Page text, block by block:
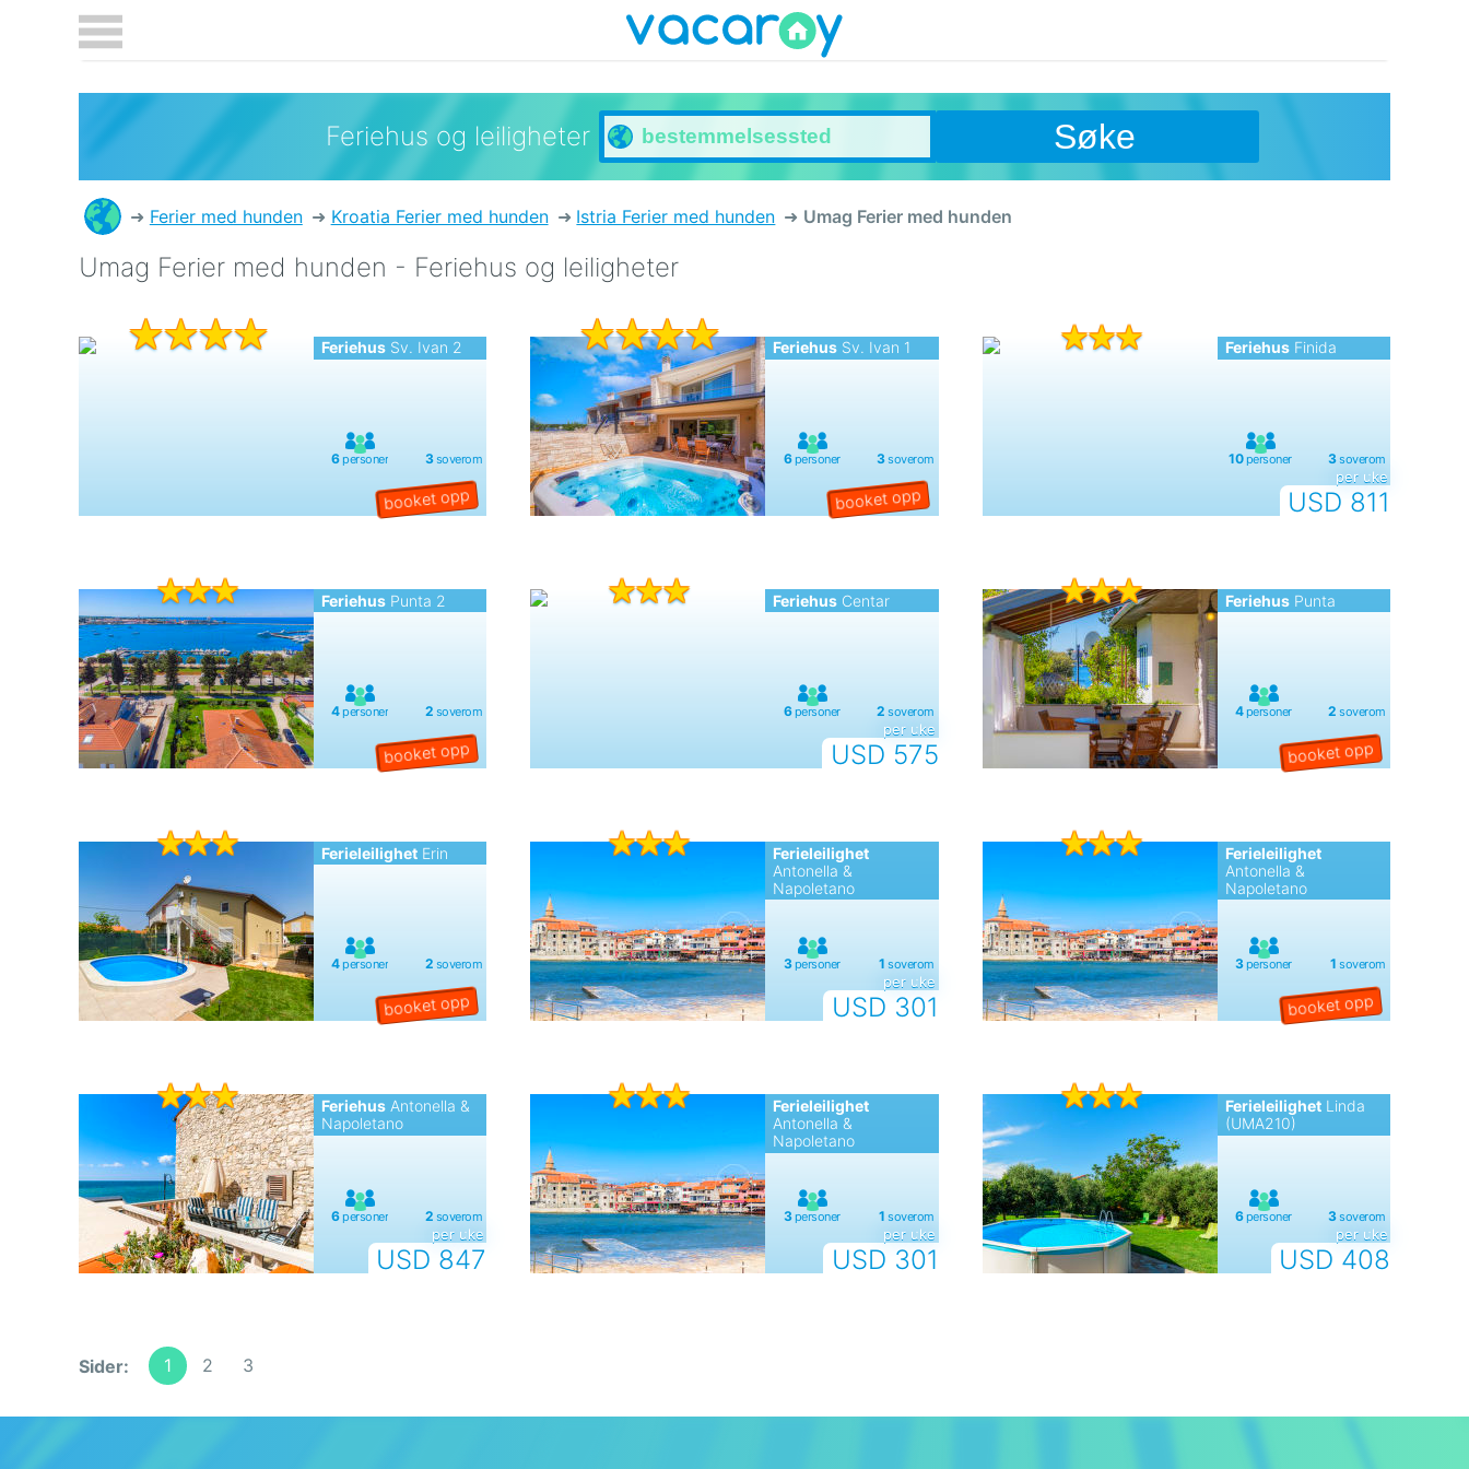
Feriehus og leiligheter Søke
Ferier med hunden Kroatia Ferier med hunden Istria Ferier med hunden Umag Ferier med hunden
Umag Ferier med hunden - Feriehus og leiligheter
Feriehus Sv. Ivan 2 Feriehus Sv. Ivan 1 FeriehusFinida
USD 811
per uke
Feriehus Punta 2 Feriehus Centar
USD 575
per uke
FeriehusPunta
Ferieleilighet Erin
Ferieleilighet
Antonella &
Napoletano
USD 301
per uke
Ferieleilighet
Antonella &
Napoletano
Feriehus Antonella &
Napoletano
USD 847
per uke
Ferieleilighet
Antonella &
Napoletano
USD 301
per uke
FerieleilighetLinda
(UMA210)
USD 408
per uke
Sider: 1 2 3